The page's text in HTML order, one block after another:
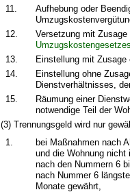
11.
Aufhebung oder
12.
Versetzung mit
Umzugskostengesetzes
13.
Einstellung mit Zusage
14.
Einstellung ohne
Dienstverhältnisses,
15.
Räumung einer
notwendige Teil der
(3) Trennungsgeld wird nur
1.
bei Maßnahmen nach
und die Wohnung
nach den Nummern 6
nach Nummer 6
Monate gewährt,